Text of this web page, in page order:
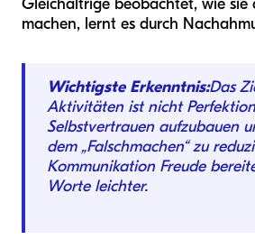
Gleichaltrige beobachtet, wie sie
machen, lernt es durch
Wichtigste Erkenntnis:Das
Aktivitäten ist nicht
Selbstvertrauen aufzubauen
dem „Falschmachen“ zu
Kommunikation Freude
Worte leichter.